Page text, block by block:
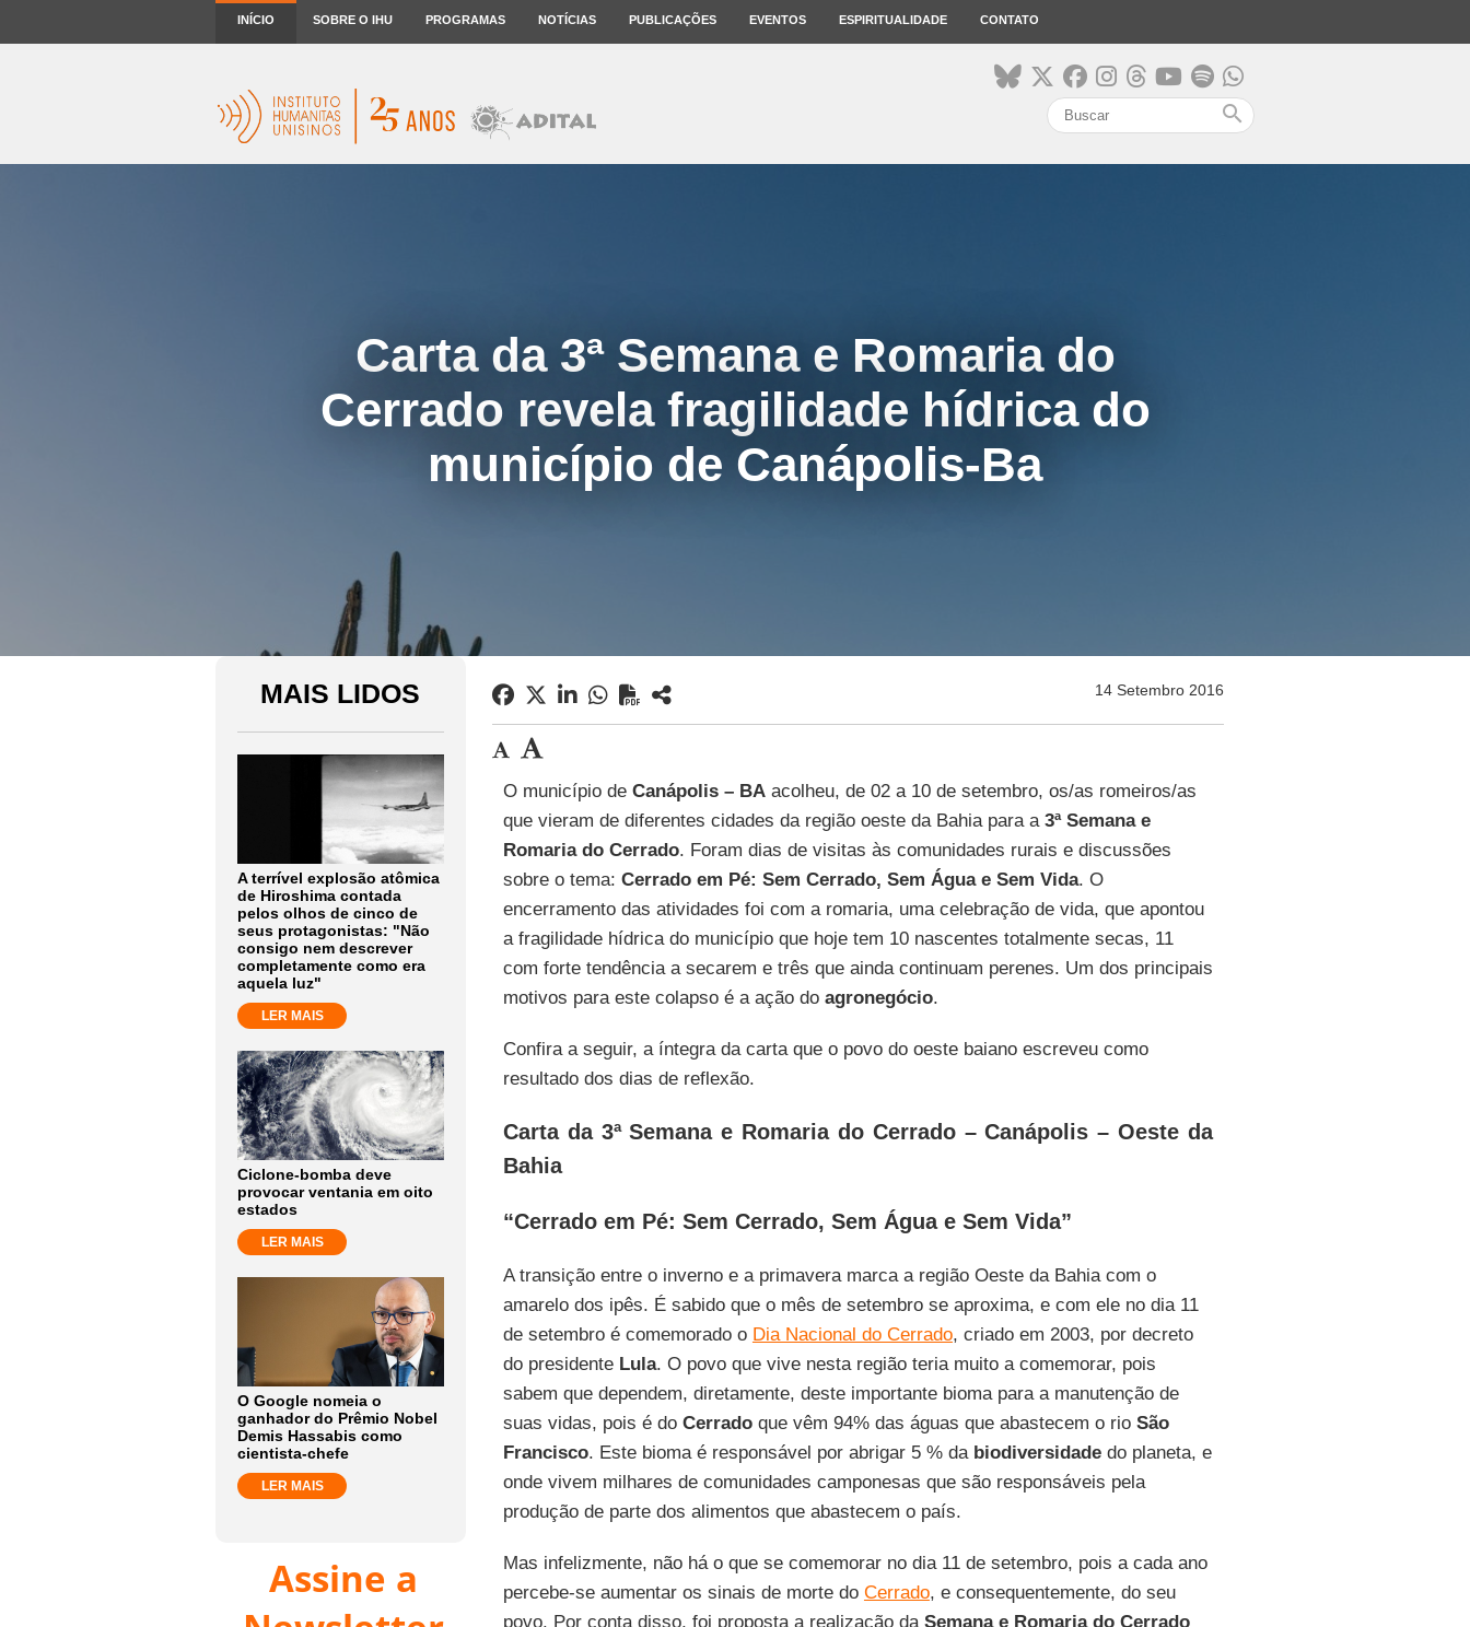
INÍCIO SOBRE O IHU PROGRAMAS NOTÍCIAS PUBLICAÇÕES EVENTOS ESPIRITUALIDADE CONTATO
search
Carta da 3ª Semana e Romaria do
Cerrado revela fragilidade hídrica do
município de Canápolis-Ba
MAIS LIDOS
A terrível explosão atômica
de Hiroshima contada
pelos olhos de cinco de
seus protagonistas: "Não
consigo nem descrever
completamente como era
aquela luz"
LER MAIS
Ciclone-bomba deve
provocar ventania em oito
estados
LER MAIS
O Google nomeia o
ganhador do Prêmio Nobel
Demis Hassabis como
cientista-chefe
LER MAIS
Assine a
14 Setembro 2016
O município de Canápolis – BAacolheu, de 02 a 10 de setembro, os/as romeiros/as
que vieram de diferentes cidades da região oeste da Bahia para a 3ª Semana e
Romaria do Cerrado. Foram dias de visitas às comunidades rurais e discussões
sobre o tema: Cerrado em Pé: Sem Cerrado, Sem Água e Sem Vida. O
encerramento das atividades foi com a romaria, uma celebração de vida, que apontou
a fragilidade hídrica do município que hoje tem 10 nascentes totalmente secas, 11
com forte tendência a secarem e três que ainda continuam perenes. Um dos principais
motivos para este colapso é a ação do agronegócio.
Confira a seguir, a íntegra da carta que o povo do oeste baiano escreveu como
resultado dos dias de reflexão.
Carta da 3ª Semana e Romaria do Cerrado – Canápolis – Oeste da
Bahia
“Cerrado em Pé: Sem Cerrado, Sem Água e Sem Vida”
A transição entre o inverno e a primavera marca a região Oeste da Bahia com o
amarelo dos ipês. É sabido que o mês de setembro se aproxima, e com ele no dia 11
de setembro é comemorado o Dia Nacional do Cerrado, criado em 2003, por decreto
do presidenteLula. O povo que vive nesta região teria muito a comemorar, pois
sabem que dependem, diretamente, deste importante bioma para a manutenção de
suas vidas, pois é do Cerradoque vêm 94% das águas que abastecem o rio São
Francisco. Este bioma é responsável por abrigar 5 % da biodiversidadedo planeta, e
onde vivem milhares de comunidades camponesas que são responsáveis pela
produção de parte dos alimentos que abastecem o país.
Mas infelizmente, não há o que se comemorar no dia 11 de setembro, pois a cada ano
percebe-se aumentar os sinais de morte do Cerrado, e consequentemente, do seu
povo. Por conta disso, foi proposta a realização da Semana e Romaria do Cerrado